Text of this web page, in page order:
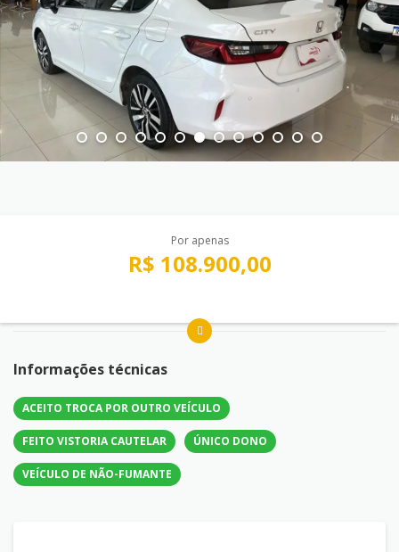
Por apenas
R$ 108.900,00
Informações técnicas
ACEITO TROCA POR OUTRO VEÍCULO
FEITO VISTORIA CAUTELAR ÚNICO DONO
VEÍCULO DE NÃO-FUMANTE